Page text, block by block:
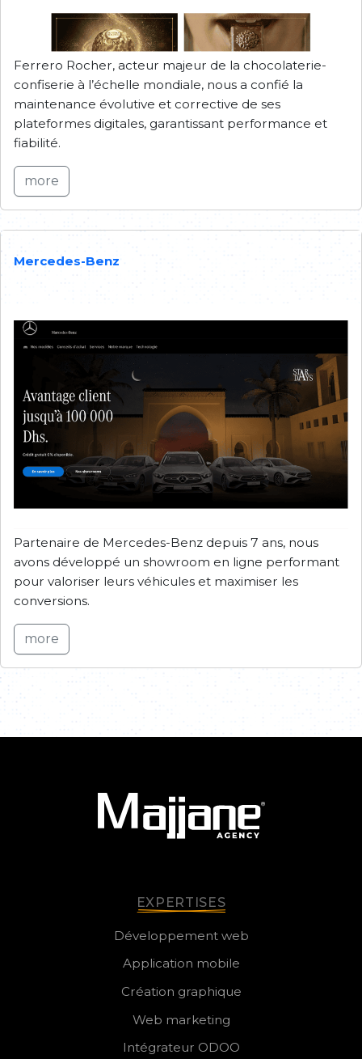
Ferrero Rocher, acteur majeur de la chocolaterie-
confiserie à l’échelle mondiale, nous a confié la
maintenance évolutive et corrective de ses
plateformes digitales, garantissant performance et
fiabilité.
more
Mercedes-Benz
Partenaire de Mercedes-Benz depuis 7 ans, nous
avons développé un showroom en ligne performant
pour valoriser leurs véhicules et maximiser les
conversions.
more
EXPERTISES
Développement web
Application mobile
Création graphique
Web marketing
Intégrateur ODOO